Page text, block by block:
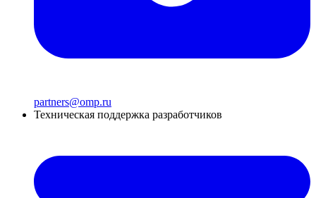
partners@omp.ru
Техническая поддержка разработчиков